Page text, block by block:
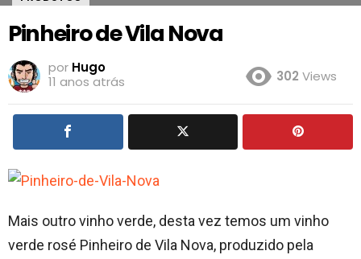
Pinheiro de Vila Nova
por Hugo
11 anos atrás
302 Views
Mais outro vinho verde, desta vez temos um vinho
verde rosé Pinheiro de Vila Nova, produzido pela